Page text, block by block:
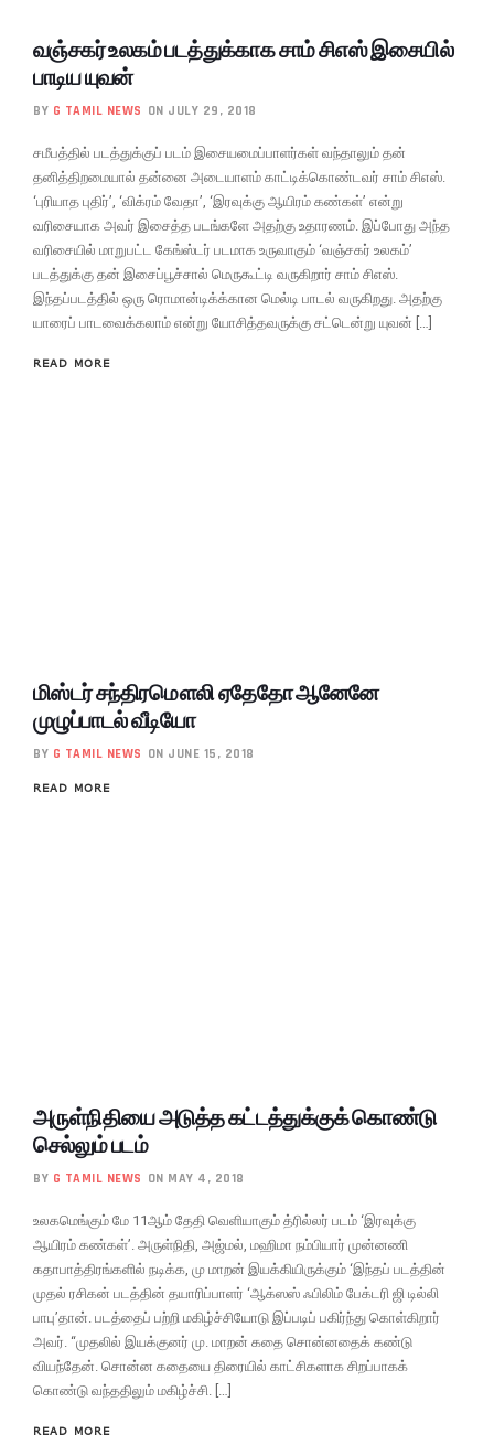
வஞ்சகர் உலகம் படத்துக்காக சாம் சிஎஸ் இசையில்
பாடிய யுவன்
BY G TAMIL NEWS ON JULY 29, 2018
சமீபத்தில் படத்துக்குப் படம் இசையமைப்பாளர்கள் வந்தாலும் தன்
தனித்திறமையால் தன்னை அடையாளம் காட்டிக்கொண்டவர் சாம் சிஎஸ்.
‘புரியாத புதிர்’, ‘விக்ரம் வேதா’, ‘இரவுக்கு ஆயிரம் கண்கள்’ என்று
வரிசையாக அவர் இசைத்த படங்களே அதற்கு உதாரணம். இப்போது அந்த
வரிசையில் மாறுபட்ட கேங்ஸ்டர் படமாக உருவாகும் ‘வஞ்சகர் உலகம்’
படத்துக்கு தன் இசைப்பூச்சால் மெருகூட்டி வருகிறார் சாம் சிஎஸ்.
இந்தப்படத்தில் ஒரு ரொமான்டிக்க்கான மெல்டி பாடல் வருகிறது. அதற்கு
யாரைப் பாடவைக்கலாம் என்று யோசித்தவருக்கு சட்டென்று யுவன் […]
READ MORE
மிஸ்டர் சந்திரமௌலி ஏதேதோ ஆனேனே
முழுப்பாடல் வீடியோ
BY G TAMIL NEWS ON JUNE 15, 2018
READ MORE
அருள்நிதியை அடுத்த கட்டத்துக்குக் கொண்டு
செல்லும் படம்
BY G TAMIL NEWS ON MAY 4, 2018
உலகமெங்கும் மே 11ஆம் தேதி வெளியாகும் த்ரில்லர் படம் ‘இரவுக்கு
ஆயிரம் கண்கள்’. அருள்நிதி, அஜ்மல், மஹிமா நம்பியார் முன்னணி
கதாபாத்திரங்களில் நடிக்க, மு மாறன் இயக்கியிருக்கும் ‘இந்தப் படத்தின்
முதல் ரசிகன் படத்தின் தயாரிப்பாளர் ‘ஆக்ஸஸ் ஃபிலிம் பேக்டரி ஜி டில்லி
பாபு’தான். படத்தைப் பற்றி மகிழ்ச்சியோடு இப்படிப் பகிர்ந்து கொள்கிறார்
அவர். “முதலில் இயக்குனர் மு. மாறன் கதை சொன்னதைக் கண்டு
வியந்தேன். சொன்ன கதையை திரையில் காட்சிகளாக சிறப்பாகக்
கொண்டு வந்ததிலும் மகிழ்ச்சி. […]
READ MORE